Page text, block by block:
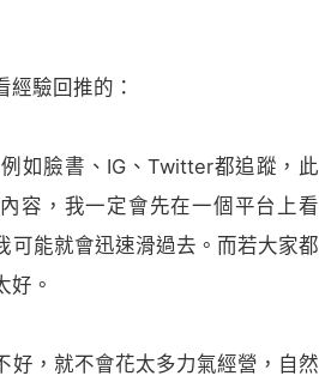
驗回推的：
如臉書、IG、Twitter都追蹤，此
容，我一定會先在一個平台上看
可能就會迅速滑過去。而若大家都
好。
好，就不會花太多力氣經營，自然